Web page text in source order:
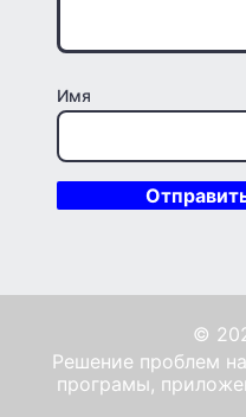
Имя
©
Решение проблем
програмы,